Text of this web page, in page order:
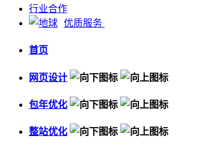
行业合作
优质服务
首页
网页设计
包年优化
整站优化